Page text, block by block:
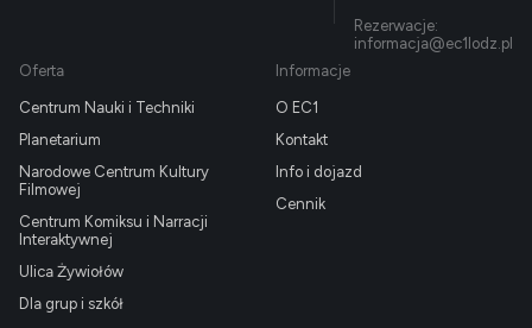
Rezerwacje:
informacja@ec1lodz.pl
Oferta
Centrum Nauki i Techniki
Planetarium
Narodowe Centrum Kultury
Filmowej
Centrum Komiksu i Narracji
Interaktywnej
Ulica Żywiołów
Dla grup i szkół
Informacje
O EC1
Kontakt
Info i dojazd
Cennik